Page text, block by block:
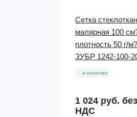
Сетка
малярная 100
плотность 50 г/м?
ЗУБР 1242-100-
в наличии
1 024 руб. без
НДС